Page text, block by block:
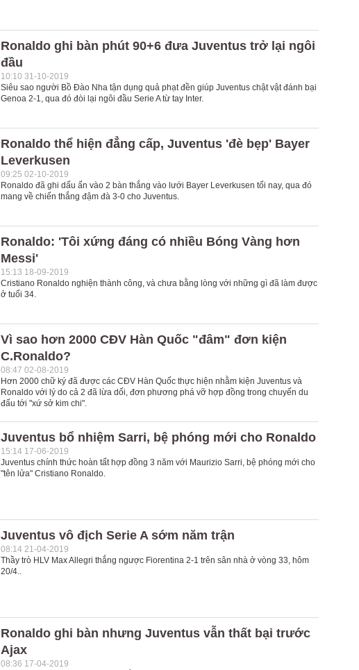
Ronaldo ghi bàn phút 90+6 đưa Juventus trở lại ngôi
đầu
10:10 31-10-2019
Siêu sao người Bồ Đào Nha tận dụng quả phạt đền giúp Juventus chật vật đánh bại
Genoa 2-1, qua đó đòi lại ngôi đầu Serie A từ tay Inter.
Ronaldo thể hiện đẳng cấp, Juventus 'đè bẹp' Bayer
Leverkusen
09:25 02-10-2019
Ronaldo đã ghi dấu ấn vào 2 bàn thắng vào lưới Bayer Leverkusen tối nay, qua đó
mang về chiến thắng đậm đà 3-0 cho Juventus.
Ronaldo: 'Tôi xứng đáng có nhiều Bóng Vàng hơn
Messi'
15:13 18-09-2019
Cristiano Ronaldo nghiện thành công, và chưa bằng lòng với những gì đã làm được
ở tuổi 34.
Vì sao hơn 2000 CĐV Hàn Quốc "đâm" đơn kiện
C.Ronaldo?
08:47 02-08-2019
Hơn 2000 chữ ký đã được các CĐV Hàn Quốc thực hiện nhằm kiện Juventus và
Ronaldo với lý do cả 2 đã lừa dối, đơn phương phá vỡ hợp đồng trong chuyến du
đấu tới "xứ sở kim chi".
Juventus bổ nhiệm Sarri, bệ phóng mới cho Ronaldo
15:14 17-06-2019
Juventus chính thức hoàn tất hợp đồng 3 năm với Maurizio Sarri, bệ phóng mới cho
"tên lửa" Cristiano Ronaldo.
Juventus vô địch Serie A sớm năm trận
08:14 21-04-2019
Thầy trò HLV Max Allegri thắng ngược Fiorentina 2-1 trên sân nhà ở vòng 33, hôm
20/4..
Ronaldo ghi bàn nhưng Juventus vẫn thất bại trước
Ajax
08:36 17-04-2019